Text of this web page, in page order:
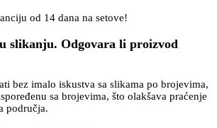
od 14 dana na setove!
slikanju. Odgovara li proizvod
bez imalo iskustva sa slikama po brojevima,
sa brojevima, što olakšava praćenje
područja.